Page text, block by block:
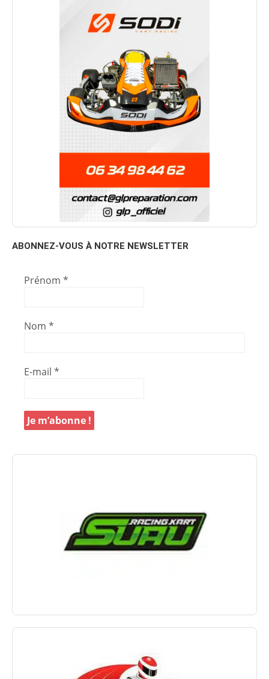
ABONNEZ-VOUS À NOTRE NEWSLETTER
Prénom *
Nom *
E-mail *